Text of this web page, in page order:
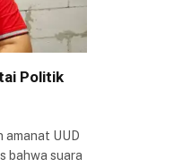
Politik
amanat UUD
bahwa suara